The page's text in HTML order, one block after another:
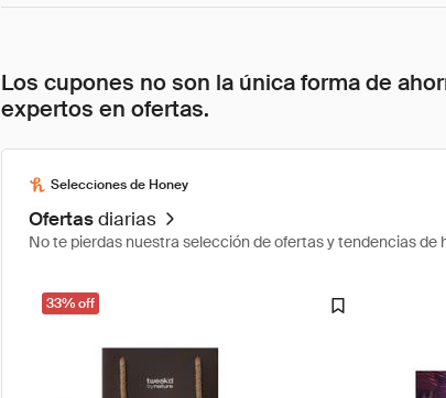
Los cupones no son la única forma de
expertos en ofertas.
Selecciones de Honey
Ofertasdiarias
No te pierdas nuestra selección de ofertas y tendencias de
33% off